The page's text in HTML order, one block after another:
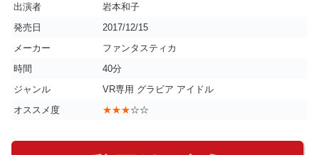
出演者
岩本和子
発売日
2017/12/15
メーカー
ファンタスティカ
時間
40分
ジャンル
VR専用 グラビア アイドル
オススメ度
★★★☆☆